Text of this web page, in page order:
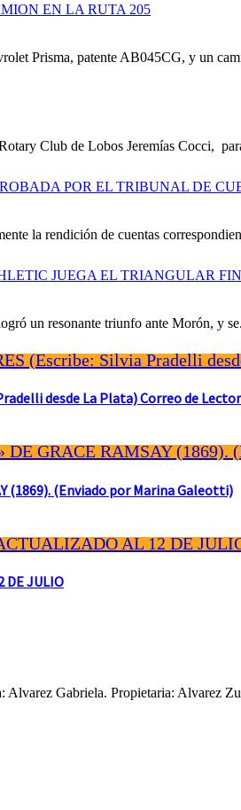
EN LA RUTA 205
Prisma, patente AB045CG, y un
Club de Lobos Jeremías Cocci,
POR EL TRIBUNAL DE
la rendición de cuentas
JUEGA EL TRIANGULAR
un resonante triunfo ante Morón, y
desde La Plata) Correo de
(1869). (Enviado por Marina Galeotti)
DE JULIO
Alvarez Gabriela. Propietaria: Alvarez